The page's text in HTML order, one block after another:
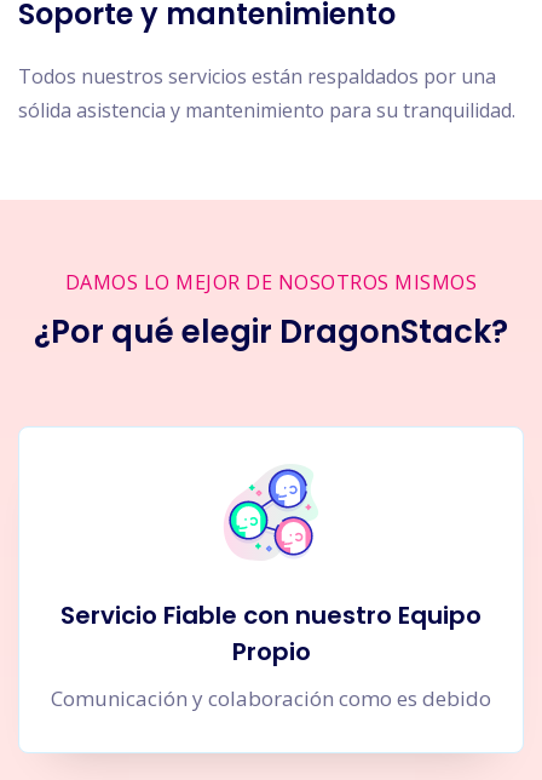
Soporte y mantenimiento
Todos nuestros servicios están respaldados por una
sólida asistencia y mantenimiento para su tranquilidad.
DAMOS LO MEJOR DE NOSOTROS MISMOS
¿Por qué elegir DragonStack?
Servicio Fiable con nuestro Equipo
Propio
Comunicación y colaboración como es debido